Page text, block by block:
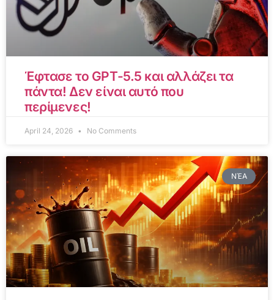
Έφτασε το GPT-5.5 και αλλάζει τα
πάντα! Δεν είναι αυτό που
περίμενες!
April 24, 2026 No Comments
ΝΈΑ